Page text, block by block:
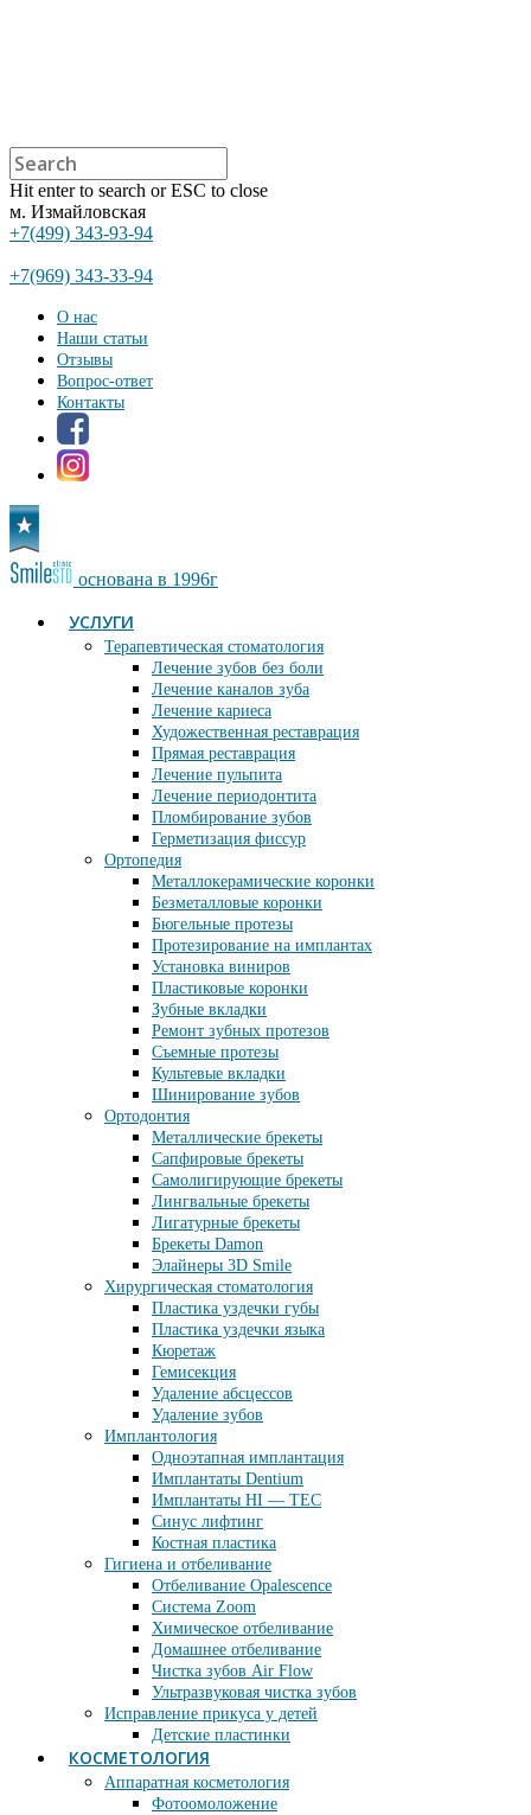
Hit enter to search or ESC to close
м. Измайловская
+7(499) 343-93-94
+7(969) 343-33-94
О нас
Наши статьи
Отзывы
Вопрос-ответ
Контакты
основана в 1996г
УСЛУГИ
Терапевтическая стоматология
Лечение зубов без боли
Лечение каналов зуба
Лечение кариеса
Художественная реставрация
Прямая реставрация
Лечение пульпита
Лечение периодонтита
Пломбирование зубов
Герметизация фиссур
Ортопедия
Металлокерамические коронки
Безметалловые коронки
Бюгельные протезы
Протезирование на имплантах
Установка виниров
Пластиковые коронки
Зубные вкладки
Ремонт зубных протезов
Съемные протезы
Культевые вкладки
Шинирование зубов
Ортодонтия
Металлические брекеты
Сапфировые брекеты
Самолигирующие брекеты
Лингвальные брекеты
Лигатурные брекеты
Брекеты Damon
Элайнеры 3D Smile
Хирургическая стоматология
Пластика уздечки губы
Пластика уздечки языка
Кюретаж
Гемисекция
Удаление абсцессов
Удаление зубов
Имплантология
Одноэтапная имплантация
Имплантаты Dentium
Имплантаты HI — TEC
Синус лифтинг
Костная пластика
Гигиена и отбеливание
Отбеливание Opalescence
Система Zoom
Химическое отбеливание
Домашнее отбеливание
Чистка зубов Air Flow
Ультразвуковая чистка зубов
Исправление прикуса у детей
Детские пластинки
КОСМЕТОЛОГИЯ
Аппаратная косметология
Фотоомоложение